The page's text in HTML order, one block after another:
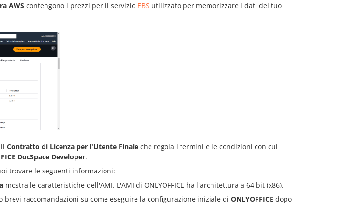
AWS contengono i prezzi per il servizio EBS utilizzato per memorizzare i dati del tuo
Contratto di Licenza per l'Utente Finale che regola i termini e le condizioni con cui
DocSpace Developer.
trovare le seguenti informazioni:
mostra le caratteristiche dell'AMI. L'AMI di ONLYOFFICE ha l'architettura a 64 bit (x86).
brevi raccomandazioni su come eseguire la configurazione iniziale di ONLYOFFICE dopo